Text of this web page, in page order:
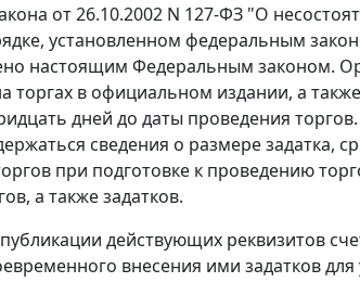
от 26.10.2002 N 127-ФЗ "О
установленном федеральным
настоящим Федеральным законом.
в официальном издании, а
дней до даты проведения
сведения о размере задатка,
при подготовке к проведению
а также задатков.
действующих реквизитов
внесения ими задатков для